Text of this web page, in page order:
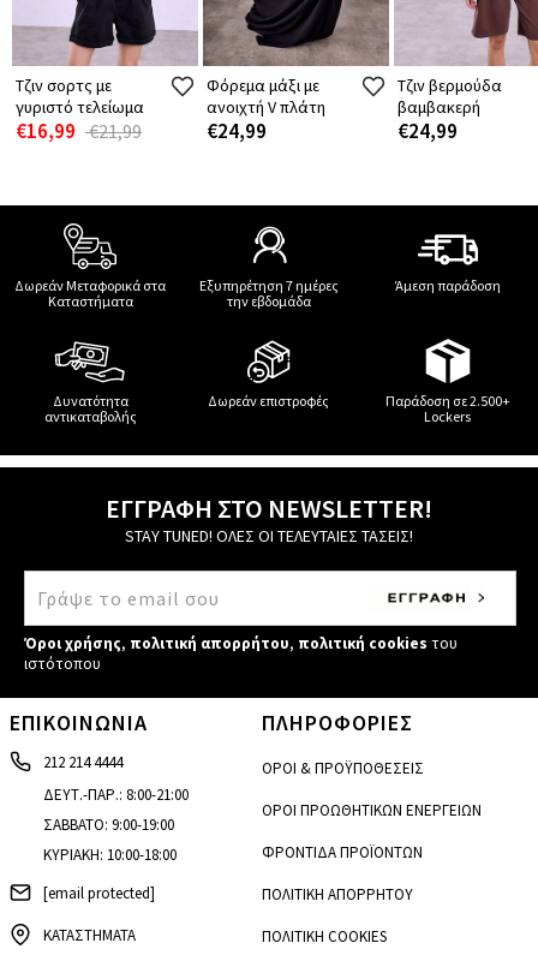
Τζιν σορτς με
γυριστό τελείωμα
€16,99 €21,99
Φόρεμα μάξι με
ανοιχτή V πλάτη
€24,99
Τζιν βερμούδα
βαμβακερή
€24,99
Δωρεάν Μεταφορικά στα
Καταστήματα
Εξυπηρέτηση 7 ημέρες
την εβδομάδα
Άμεση παράδοση
Δυνατότητα
αντικαταβολής
Δωρεάν επιστροφές
Παράδοση σε 2.500+
Lockers
ΕΓΓΡΑΦΗ ΣΤΟ NEWSLETTER!
STAY TUNED! ΟΛΕΣ ΟΙ ΤΕΛΕΥΤΑΙΕΣ ΤΑΣΕΙΣ!
Όροι χρήσης, πολιτική απορρήτου, πολιτική cookies του
ιστότοπου
ΕΠΙΚΟΙΝΩΝΙΑ
212 214 4444
ΔΕΥΤ.-ΠΑΡ.: 8:00-21:00
ΣΑΒΒΑΤΟ: 9:00-19:00
ΚΥΡΙΑΚΗ: 10:00-18:00
[email protected]
ΚΑΤΑΣΤΗΜΑΤΑ
ΠΛΗΡΟΦΟΡΙΕΣ
ΟΡΟΙ & ΠΡΟΫΠΟΘΕΣΕΙΣ
ΟΡΟΙ ΠΡΟΩΘΗΤΙΚΩΝ ΕΝΕΡΓΕΙΩΝ
ΦΡΟΝΤΙΔΑ ΠΡΟΪΟΝΤΩΝ
ΠΟΛΙΤΙΚΗ ΑΠΟΡΡΗΤΟΥ
ΠΟΛΙΤΙΚΗ COOKIES